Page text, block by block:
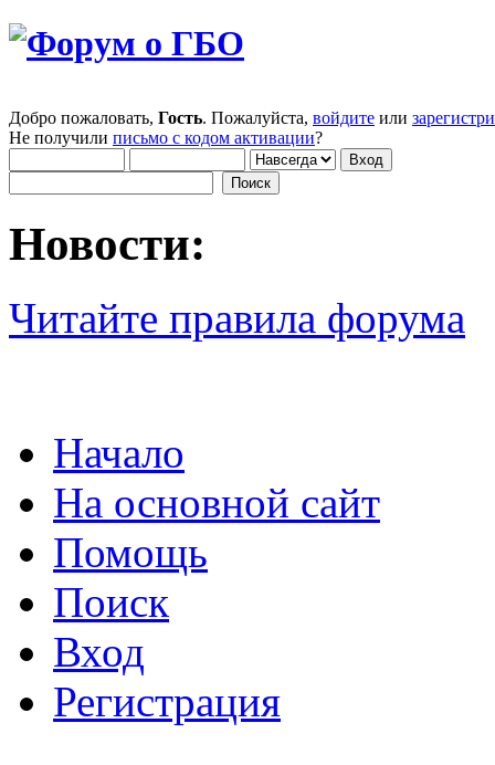
Добро пожаловать, Гость. Пожалуйста, войдите или
Не получили письмо с кодом активации?
Новости:
Читайте правила форума
Начало
На основной сайт
Помощь
Поиск
Вход
Регистрация